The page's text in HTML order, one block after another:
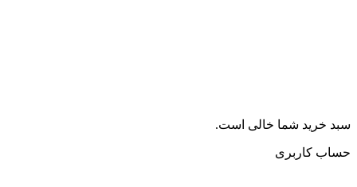
سبد خرید شما خالی است.
حساب کاربری